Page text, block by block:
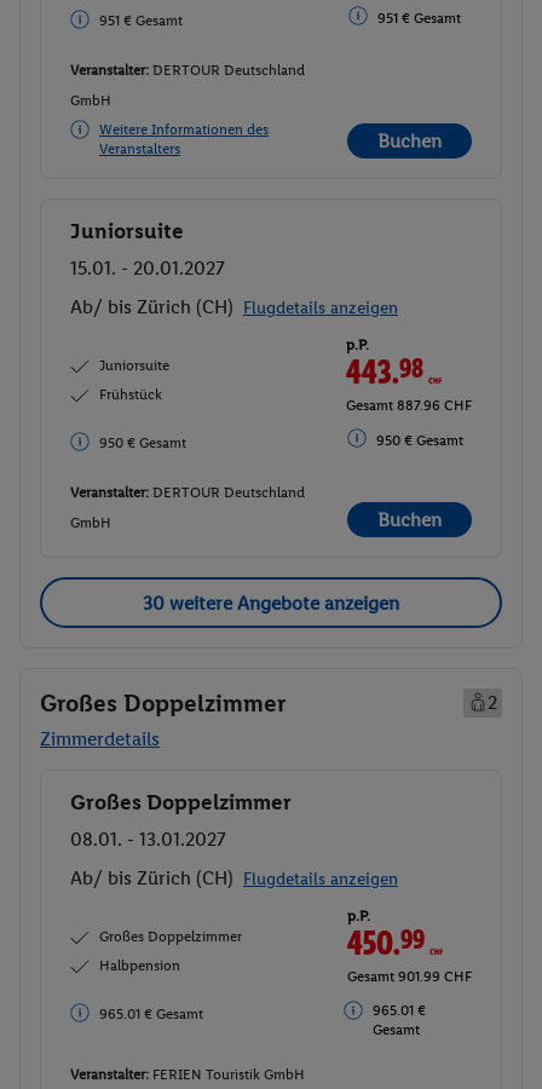
951 € Gesamt 951 € Gesamt
Veranstalter: DERTOUR Deutschland
GmbH
Weitere Informationen des
Veranstalters
Buchen
Buchen
Juniorsuite
15.01. - 20.01.2027
Ab/ bis Zürich (CH) Flugdetails anzeigen
Juniorsuite
Frühstück
950 € Gesamt
p.P.
443.98CHF
Gesamt 887.96 CHF
950 € Gesamt
Veranstalter: DERTOUR Deutschland
GmbH
Buchen
30 weitere Angebote anzeigen
Großes Doppelzimmer
2
Zimmerdetails
Buchen
Großes Doppelzimmer
08.01. - 13.01.2027
Ab/ bis Zürich (CH) Flugdetails anzeigen
Großes Doppelzimmer
Halbpension
965.01 € Gesamt
p.P.
450.99CHF
Gesamt 901.99 CHF
965.01 €
Gesamt
Veranstalter: FERIEN Touristik GmbH